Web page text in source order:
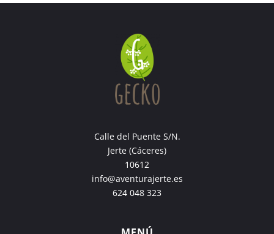
Calle del Puente S/N.
Jerte (Cáceres)
10612
info@aventurajerte.es
624 048 323